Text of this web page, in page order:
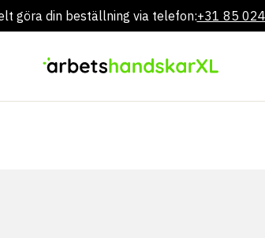
göra din beställning via telefon:+31 85